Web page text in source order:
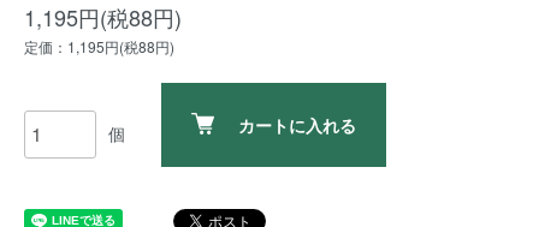
1,195円(税88円)
定価：1,195円(税88円)
個 カートに入れる